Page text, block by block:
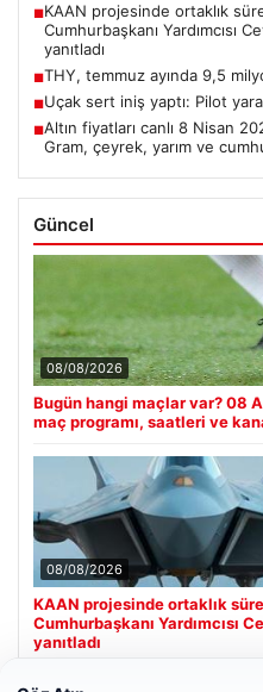
■KAAN projesinde ortaklık
Cumhurbaşkanı Yardımcısı
yanıtladı
■THY, temmuz ayında 9,5
■Uçak sert iniş yaptı: Pilot
■Altın fiyatları canlı 8 Nisan
Gram, çeyrek, yarım ve
Güncel
08/08/2026
Bugün hangi maçlar var? 08
maç programı, saatleri ve
08/08/2026
KAAN projesinde ortaklık
Cumhurbaşkanı Yardımcısı
yanıtladı